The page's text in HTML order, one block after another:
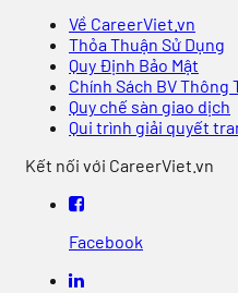
Về CareerViet.vn
Thỏa Thuận Sử Dụng
Quy Định Bảo Mật
Chính Sách BV Thông
Quy chế sàn giao dịch
Qui trình giải quyết
Kết nối với CareerViet.vn
Facebook